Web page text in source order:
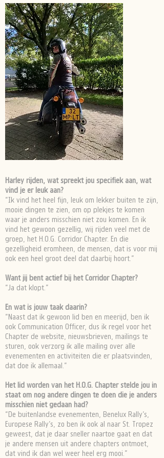
Harley rijden, wat spreekt jou specifiek aan, wat
vind je er leuk aan?
“Ik vind het heel fijn, leuk om lekker buiten te zijn,
mooie dingen te zien, om op plekjes te komen
waar je anders misschien niet zou komen. En ik
vind het gewoon gezellig, wij rijden veel met de
groep, het H.O.G. Corridor Chapter. En die
gezelligheid eromheen, de mensen, dat is voor mij
ook een heel groot deel dat daarbij hoort.”
Want jij bent actief bij het Corridor Chapter?
“Ja dat klopt.”
En wat is jouw taak daarin?
“Naast dat ik gewoon lid ben en meerijd, ben ik
ook Communication Officer, dus ik regel voor het
Chapter de website, nieuwsbrieven, mailings te
sturen, ook verzorg ik alle mailing over alle
evenementen en activiteiten die er plaatsvinden,
dat doe ik allemaal.”
Het lid worden van het H.O.G. Chapter stelde jou in
staat om nog andere dingen te doen die je anders
misschien niet gedaan had?
“De buitenlandse evenementen, Benelux Rally’s,
Europese Rally’s, zo ben ik ook al naar St. Tropez
geweest, dat je daar sneller naartoe gaat en dat
je andere mensen uit andere chapters ontmoet,
dat vind ik dan wel weer heel erg mooi.”